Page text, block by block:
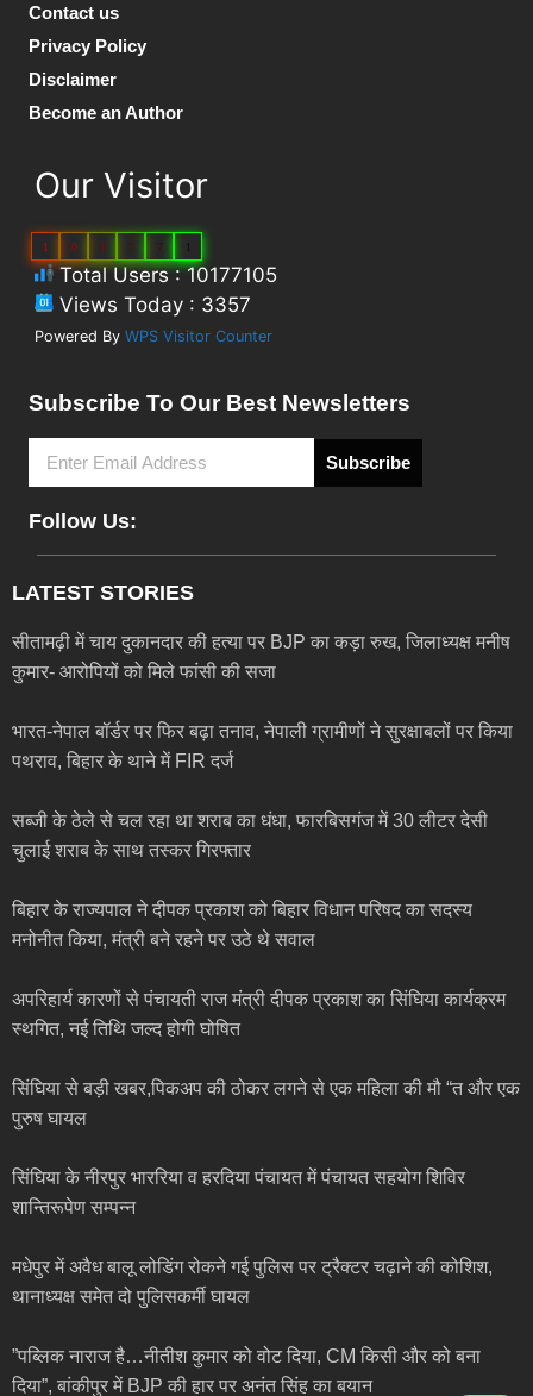
Contact us
Privacy Policy
Disclaimer
Become an Author
Our Visitor
1 0 1 7 1
Total Users : 10177105
Views Today : 3357
Powered By WPS Visitor Counter
Subscribe To Our Best Newsletters
Subscribe
Follow Us:
LATEST STORIES
सीतामढ़ी में चाय दुकानदार की हत्या पर BJP का कड़ा रुख, जिलाध्यक्ष मनीष
कुमार- आरोपियों को मिले फांसी की सजा
भारत-नेपाल बॉर्डर पर फिर बढ़ा तनाव, नेपाली ग्रामीणों ने सुरक्षाबलों पर किया
पथराव, बिहार के थाने में FIR दर्ज
सब्जी के ठेले से चल रहा था शराब का धंधा, फारबिसगंज में 30 लीटर देसी
चुलाई शराब के साथ तस्कर गिरफ्तार
बिहार के राज्यपाल ने दीपक प्रकाश को बिहार विधान परिषद का सदस्य
मनोनीत किया, मंत्री बने रहने पर उठे थे सवाल
अपरिहार्य कारणों से पंचायती राज मंत्री दीपक प्रकाश का सिंघिया कार्यक्रम
स्थगित, नई तिथि जल्द होगी घोषित
सिंघिया से बड़ी खबर,पिकअप की ठोकर लगने से एक महिला की मौ “त और एक
पुरुष घायल
सिंघिया के नीरपुर भाररिया व हरदिया पंचायत में पंचायत सहयोग शिविर
शान्तिरूपेण सम्पन्न
मधेपुर में अवैध बालू लोडिंग रोकने गई पुलिस पर ट्रैक्टर चढ़ाने की कोशिश,
थानाध्यक्ष समेत दो पुलिसकर्मी घायल
”पब्लिक नाराज है…नीतीश कुमार को वोट दिया, CM किसी और को बना
दिया”, बांकीपुर में BJP की हार पर अनंत सिंह का बयान